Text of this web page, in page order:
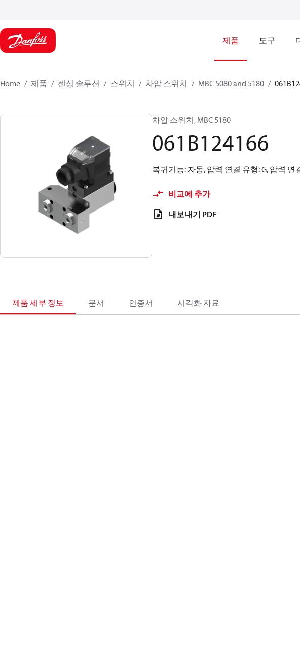
제품 도구
Home 제품 센싱 솔루션 스위치 차압 스위치 MBC 5080 and 5180
차압 스위치, MBC 5180
061B124166
복귀기능: 자동, 압력 연결 유형: G, 압력 연
비교에 추가
내보내기 PDF
제품 세부 정보 문서 인증서 시각화 자료